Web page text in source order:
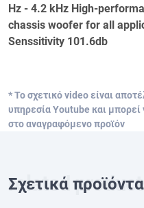
Hz - 4.2 kHz High-
chassis woofer for all
Senssitivity 101.6db
* Το σχετικό video είναι
υπηρεσία Youtube και μπορεί
στο αναγραφόμενο προϊόν
Σχετικά προϊόντα